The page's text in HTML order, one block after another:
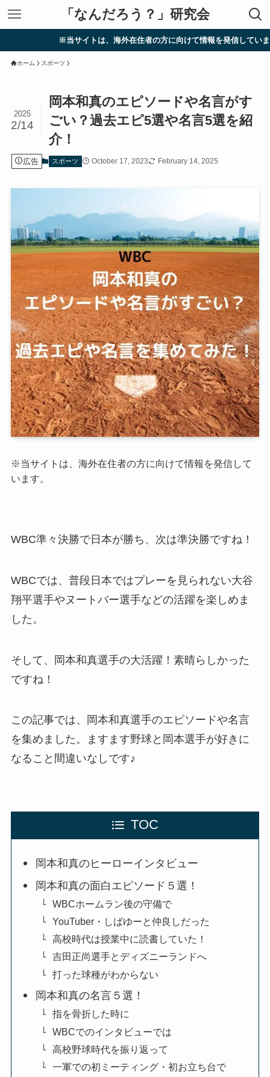
「なんだろう？」研究会
※当サイトは、海外在住者の方に向けて情報を発信しています。
ホーム スポーツ
岡本和真のエピソードや名言がす
ごい？過去エピ5選や名言5選を紹
介！
2025
2/14
広告 スポーツ October 17, 2023 February 14, 2025
※当サイトは、海外在住者の方に向けて情報を発信して
います。
WBC準々決勝で日本が勝ち、次は準決勝ですね！
WBCでは、普段日本ではプレーを見られない大谷
翔平選手やヌートバー選手などの活躍を楽しめま
した。
そして、岡本和真選手の大活躍！素晴らしかった
ですね！
この記事では、岡本和真選手のエピソードや名言
を集めました。ますます野球と岡本選手が好きに
なること間違いなしです♪
TOC
岡本和真のヒーローインタビュー
岡本和真の面白エピソード５選！
WBCホームラン後の守備で
YouTuber・しばゆーと仲良しだった
高校時代は授業中に読書していた！
吉田正尚選手とディズニーランドへ
打った球種がわからない
岡本和真の名言５選！
指を骨折した時に
WBCでのインタビューでは
高校野球時代を振り返って
一軍での初ミーティング・初お立ち台で